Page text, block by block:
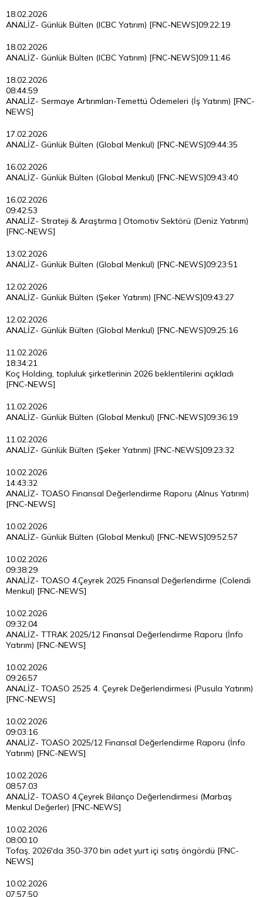
18.02.2026
09:22:19
ANALİZ- Günlük Bülten (ICBC Yatırım) [FNC-NEWS]
18.02.2026
09:11:46
ANALİZ- Günlük Bülten (ICBC Yatırım) [FNC-NEWS]
18.02.2026
08:44:59
ANALİZ- Sermaye Artırımları-Temettü Ödemeleri (İş Yatırım) [FNC-
NEWS]
17.02.2026
09:44:35
ANALİZ- Günlük Bülten (Global Menkul) [FNC-NEWS]
16.02.2026
09:43:40
ANALİZ- Günlük Bülten (Global Menkul) [FNC-NEWS]
16.02.2026
09:42:53
ANALİZ- Strateji & Araştırma | Otomotiv Sektörü (Deniz Yatırım)
[FNC-NEWS]
13.02.2026
09:23:51
ANALİZ- Günlük Bülten (Global Menkul) [FNC-NEWS]
12.02.2026
09:43:27
ANALİZ- Günlük Bülten (Şeker Yatırım) [FNC-NEWS]
12.02.2026
09:25:16
ANALİZ- Günlük Bülten (Global Menkul) [FNC-NEWS]
11.02.2026
18:34:21
Koç Holding, topluluk şirketlerinin 2026 beklentilerini açıkladı
[FNC-NEWS]
11.02.2026
09:36:19
ANALİZ- Günlük Bülten (Global Menkul) [FNC-NEWS]
11.02.2026
09:23:32
ANALİZ- Günlük Bülten (Şeker Yatırım) [FNC-NEWS]
10.02.2026
14:43:32
ANALİZ- TOASO Finansal Değerlendirme Raporu (Alnus Yatırım)
[FNC-NEWS]
10.02.2026
09:52:57
ANALİZ- Günlük Bülten (Global Menkul) [FNC-NEWS]
10.02.2026
09:38:29
ANALİZ- TOASO 4.Çeyrek 2025 Finansal Değerlendirme (Colendi
Menkul) [FNC-NEWS]
10.02.2026
09:32:04
ANALİZ- TTRAK 2025/12 Finansal Değerlendirme Raporu (İnfo
Yatırım) [FNC-NEWS]
10.02.2026
09:26:57
ANALİZ- TOASO 2525 4. Çeyrek Değerlendirmesi (Pusula Yatırım)
[FNC-NEWS]
10.02.2026
09:03:16
ANALİZ- TOASO 2025/12 Finansal Değerlendirme Raporu (İnfo
Yatırım) [FNC-NEWS]
10.02.2026
08:57:03
ANALİZ- TOASO 4.Çeyrek Bilanço Değerlendirmesi (Marbaş
Menkul Değerler) [FNC-NEWS]
10.02.2026
08:00:10
Tofaş, 2026'da 350-370 bin adet yurt içi satış öngördü [FNC-
NEWS]
10.02.2026
07:57:50